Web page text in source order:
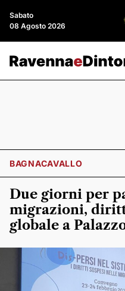
Sabato
08 Agosto 2026
BAGNACAVALLO
Due giorni per
migrazioni,
globale a